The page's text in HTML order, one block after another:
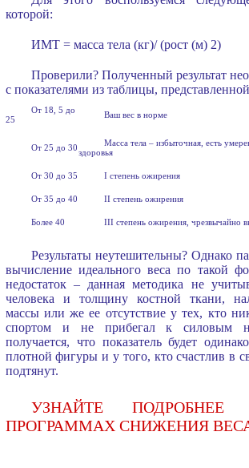
которой:
ИМТ = масса тела (кг)/ (рост (м) 2)
Проверили? Полученный результат
с показателями из таблицы,
От 18, 5 до
25
Ваш вес в норме
От 25 до 30
Масса тела – избыточная, есть
здоровья
От 30 до 35 I степень ожирения
От 35 до 40 II степень ожирения
Более 40 III степень ожирения, чрезвычайно
Результаты неутешительны? Однако
вычисление идеального веса по такой
недостаток – данная методика не
человека и толщину костной ткани,
массы или же ее отсутствие у тех, кто
спортом и не прибегал к силовым
получается, что показатель будет
плотной фигуры и у того, кто счастлив в
подтянут.
УЗНАЙТЕ
ПРОГРАММАХ СНИЖЕНИЯ